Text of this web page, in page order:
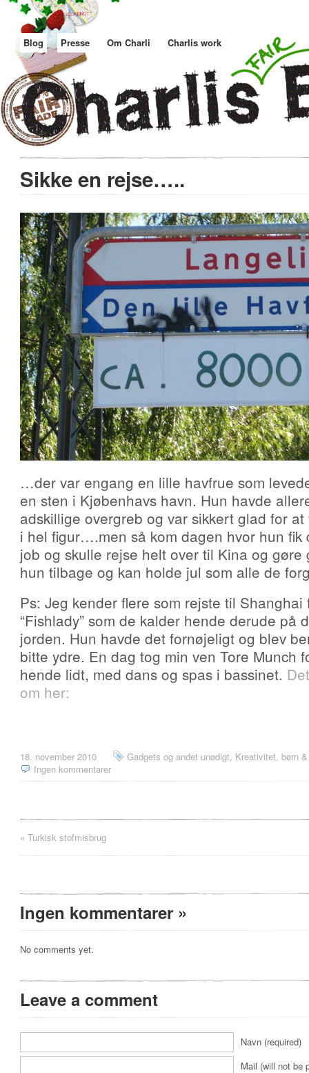
Blog Presse Om Charli Charlis work
Sikke en rejse…..
…der var engang en lille havfrue som
en sten i Kjøbenhavs havn. Hun havde
adskillige overgreb og var sikkert glad for
i hel figur….men så kom dagen hvor hun
job og skulle rejse helt over til Kina og gøre
hun tilbage og kan holde jul som alle de
Ps: Jeg kender flere som rejste til
“Fishlady” som de kalder hende derude på
jorden. Hun havde det fornøjeligt og blev
bitte ydre. En dag tog min ven Tore Munch
hende lidt, med dans og spas i bassinet.
om her:
18. november 2010 Gadgets og andet unødigt, Kreativitet, børn
Ingen kommentarer
« Turkisk stofmisbrug
Ingen kommentarer »
No comments yet.
Leave a comment
Navn (required)
Mail (will not be